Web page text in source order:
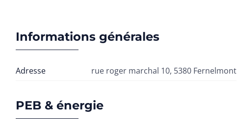
Informations générales
Adresse rue roger marchal 10, 5380 Fernelmont
PEB & énergie